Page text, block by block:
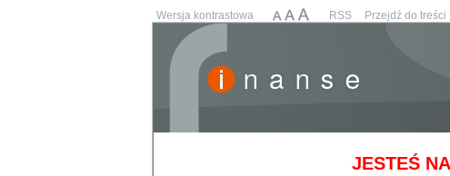
Wersja kontrastowa RSS Przejdź do treści
JESTEŚ